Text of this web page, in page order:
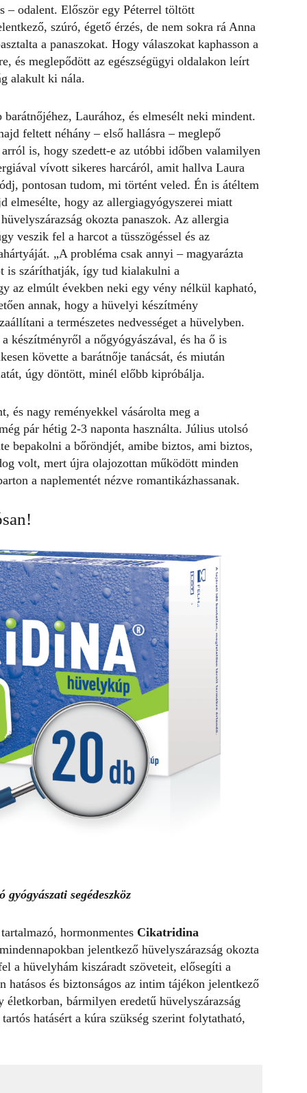
– odalent. Először egy Péterrel töltött
szúró, égető érzés, de nem sokra rá Anna
a panaszokat. Hogy válaszokat kaphasson a
és meglepődött az egészségügyi oldalakon leírt
alakult ki nála.
barátnőjéhez, Laurához, és elmesélt neki mindent.
feltett néhány – első hallásra – meglepő
is, hogy szedett-e az utóbbi időben valamilyen
vívott sikeres harcáról, amit hallva Laura
pontosan tudom, mi történt veled. Én is átéltem
elmesélte, hogy az allergiagyógyszerei miatt
okozta panaszok. Az allergia
veszik fel a harcot a tüsszögéssel és az
„A probléma csak annyi – magyarázta
is száríthatják, így tud kialakulni a
az elmúlt években neki egy vény nélkül kapható,
annak, hogy a hüvelyi készítmény
a természetes nedvességet a hüvelyben.
készítményről a nőgyógyászával, és ha ő is
követte a barátnője tanácsát, és miután
úgy döntött, minél előbb kipróbálja.
és nagy reményekkel vásárolta meg a
pár hétig 2-3 naponta használta. Július utolsó
bepakolni a bőröndjét, amibe biztos, ami biztos,
volt, mert újra olajozottan működött minden
a naplementét nézve romantikázhassanak.
segédeszköz
hormonmentes Cikatridina
jelentkező hüvelyszárazság okozta
a hüvelyhám kiszáradt szöveteit, elősegíti a
hatásos és biztonságos az intim tájékon jelentkező
bármilyen eredetű hüvelyszárazság
hatásért a kúra szükség szerint folytatható,